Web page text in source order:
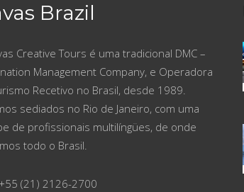
Brazil
Creative Tours é uma tradicional DMC –
Management Company, e Operadora
Recetivo no Brasil, desde 1989.
sediados no Rio de Janeiro, com uma
de profissionais multilíngües, de onde
todo o Brasil.
+55 (21) 2126-2700